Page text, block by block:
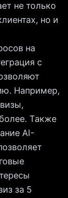
не только
но и
на
с
Например,
Также
AI-
за 5